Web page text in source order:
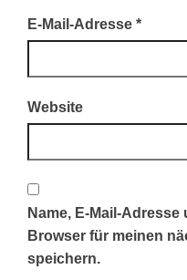
E-Mail-Adresse *
Website
Name, E-Mail-
Browser für meinen
speichern.